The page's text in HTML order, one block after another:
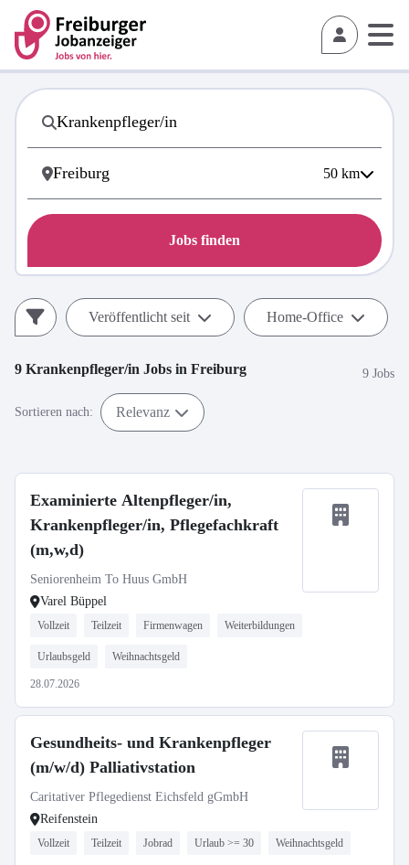
50 km
Jobs finden
Veröffentlicht seit Home-Office
9 Krankenpfleger/in Jobs in Freiburg 9 Jobs
Sortieren nach: Relevanz
Examinierte Altenpfleger/in,
Krankenpfleger/in, Pflegefachkraft
(m,w,d)
Seniorenheim To Huus GmbH
Varel Büppel
Vollzeit Teilzeit Firmenwagen Weiterbildungen
Urlaubsgeld Weihnachtsgeld
28.07.2026
Gesundheits- und Krankenpfleger
(m/w/d) Palliativstation
Caritativer Pflegedienst Eichsfeld gGmbH
Reifenstein
Vollzeit Teilzeit Jobrad Urlaub >= 30 Weihnachtsgeld